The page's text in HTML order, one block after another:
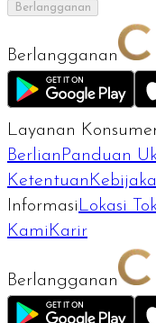
Berlangganan
Berlangganan
Layanan
Berlian Panduan
Ketentuan
Informasi Lokasi
Kami Karir
Berlangganan